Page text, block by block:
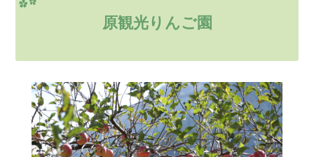
原観光りんご園